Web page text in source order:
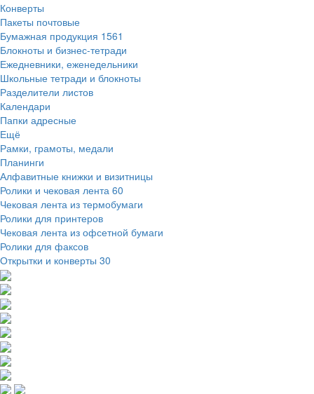
Конверты
Пакеты почтовые
Бумажная продукция 1561
Блокноты и бизнес-тетради
Ежедневники, еженедельники
Школьные тетради и блокноты
Разделители листов
Календари
Папки адресные
Ещё
Рамки, грамоты, медали
Планинги
Алфавитные книжки и визитницы
Ролики и чековая лента 60
Чековая лента из термобумаги
Ролики для принтеров
Чековая лента из офсетной бумаги
Ролики для факсов
Открытки и конверты 30